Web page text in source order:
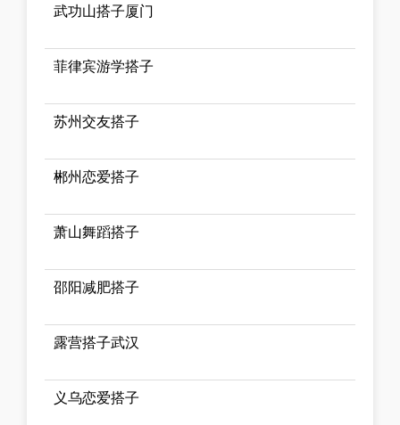
武功山搭子厦门
菲律宾游学搭子
苏州交友搭子
郴州恋爱搭子
萧山舞蹈搭子
邵阳减肥搭子
露营搭子武汉
义乌恋爱搭子